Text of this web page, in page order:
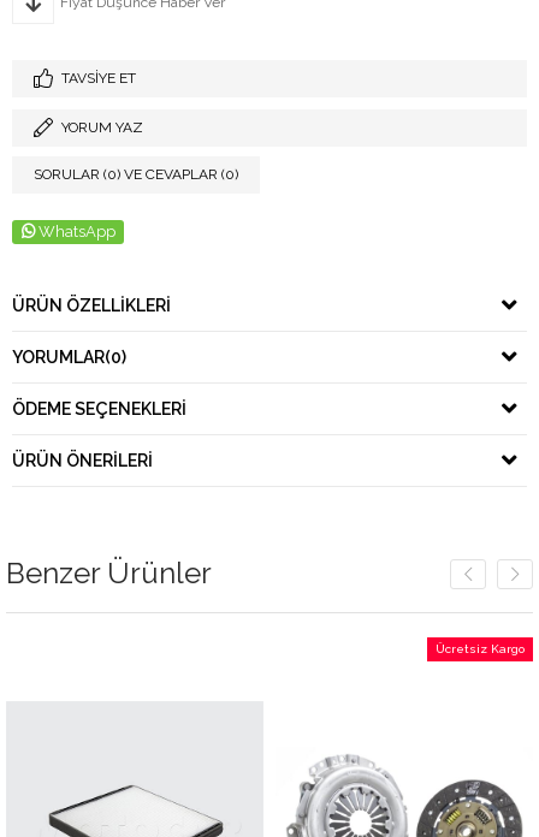
TAVSIYE ET
YORUM YAZ
SORULAR (0) VE CEVAPLAR (0)
WhatsApp
ÜRÜN ÖZELLIKLERI
YORUMLAR(0)
ÖDEME SEÇENEKLERI
ÜRÜN ÖNERILERI
Benzer Ürünler
Ücretsiz Kargo